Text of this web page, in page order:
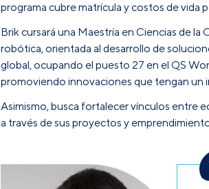
programa cubre matrícula y costos de vida
Brik cursará una Maestría en Ciencias de
robótica, orientada al desarrollo de
global, ocupando el puesto 27 en el QS
promoviendo innovaciones que tengan un
Asimismo, busca fortalecer vínculos entre
a través de sus proyectos y